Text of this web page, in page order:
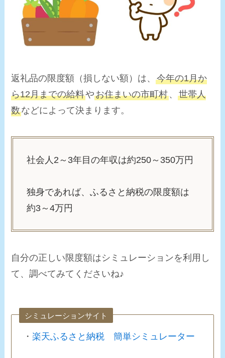
返礼品の限度額（損しない額）は、今年の1月か
ら12月までの給料やお住まいの市町村、世帯人
数などによって決まります。
社会人2～3年目の年収は約250～350万円
独身であれば、ふるさと納税の限度額は
約3～4万円
自分の正しい限度額はシミュレーションを利用し
て、調べてみてくださいね♪
シミュレーションサイト
・ 楽天ふるさと納税 簡単シミュレーター